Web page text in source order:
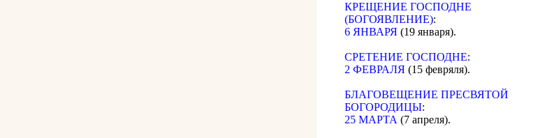
КРЕЩЕНИЕ ГОСПОДНЕ
(БОГОЯВЛЕНИЕ):
6 ЯНВАРЯ (19 января).
СРЕТЕНИЕ ГОСПОДНЕ:
2 ФЕВРАЛЯ (15 февряля).
БЛАГОВЕЩЕНИЕ ПРЕСВЯТОЙ
БОГОРОДИЦЫ:
25 МАРТА (7 апреля).